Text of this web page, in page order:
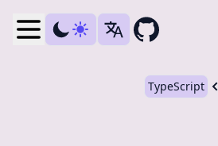
TypeScript